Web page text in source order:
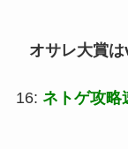
オサレ大賞
16: ネトゲ攻略